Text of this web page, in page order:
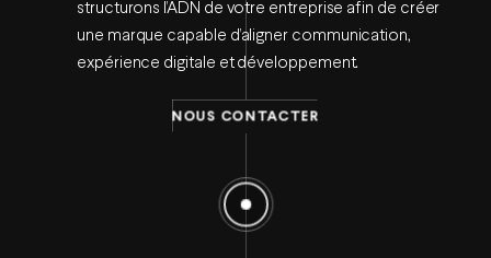
structurons l’ADN de votre entreprise afin de créer
une marque capable d’aligner communication,
expérience digitale et développement.
NOUS CONTACTER